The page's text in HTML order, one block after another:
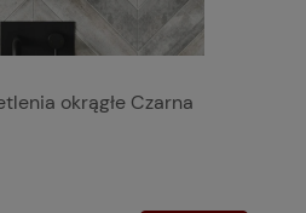
okrągłe Czarna